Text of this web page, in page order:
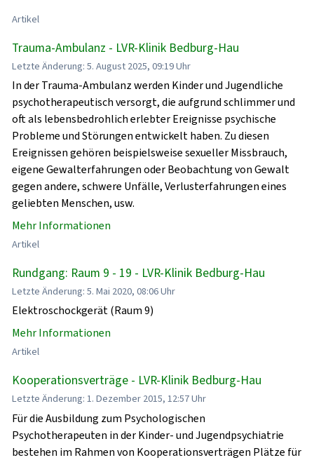
Artikel
Trauma-Ambulanz - LVR-Klinik Bedburg-Hau
Letzte Änderung: 5. August 2025, 09:19 Uhr
In der Trauma-Ambulanz werden Kinder und Jugendliche
psychotherapeutisch versorgt, die aufgrund schlimmer und
oft als lebensbedrohlich erlebter Ereignisse psychische
Probleme und Störungen entwickelt haben. Zu diesen
Ereignissen gehören beispielsweise sexueller Missbrauch,
eigene Gewalterfahrungen oder Beobachtung von Gewalt
gegen andere, schwere Unfälle, Verlusterfahrungen eines
geliebten Menschen, usw.
Mehr Informationen
Artikel
Rundgang: Raum 9 - 19 - LVR-Klinik Bedburg-Hau
Letzte Änderung: 5. Mai 2020, 08:06 Uhr
Elektroschockgerät (Raum 9)
Mehr Informationen
Artikel
Kooperationsverträge - LVR-Klinik Bedburg-Hau
Letzte Änderung: 1. Dezember 2015, 12:57 Uhr
Für die Ausbildung zum Psychologischen
Psychotherapeuten in der Kinder- und Jugendpsychiatrie
bestehen im Rahmen von Kooperationsverträgen Plätze für